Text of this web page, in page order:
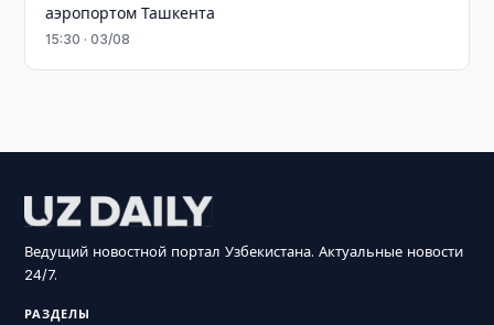
аэропортом Ташкента
15:30 · 03/08
Ведущий новостной портал Узбекистана. Актуальные новости
24/7.
РАЗДЕЛЫ